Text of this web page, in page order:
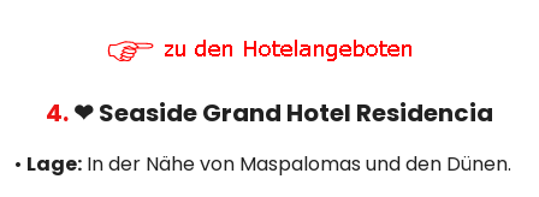
4.❤ Seaside Grand Hotel Residencia
• Lage: In der Nähe von Maspalomas und den Dünen.